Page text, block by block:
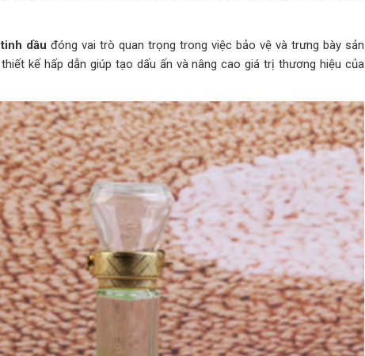
tinh dầuđóng vai trò quan trọng trong việc bảo vệ và trưng bày sản
kế hấp dẫn giúp tạo dấu ấn và nâng cao giá trị thương hiệu của